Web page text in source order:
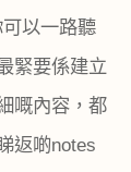
以一路聽
緊要係建立
嘅內容，都
返啲notes